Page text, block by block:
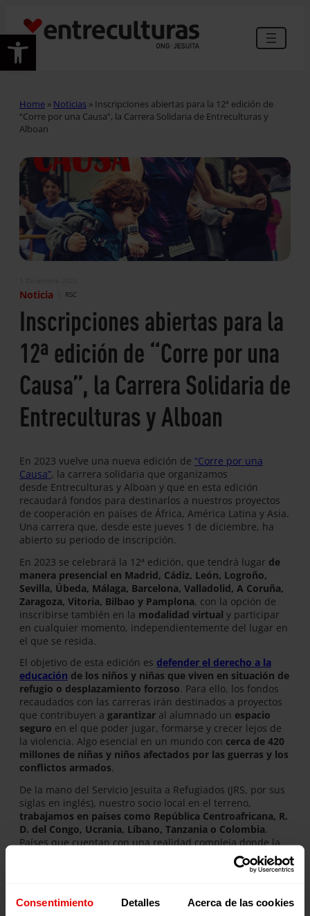
Consentimiento Detalles Acerca de las cookies
Abrir barra de herramientas
Home » Noticias » Inscripciones abiertas para la 12ª edición de
“Corre por una Causa”, la Carrera Solidaria de Entreculturas y
Alboan
Noticia RSC
Inscripciones abiertas para la
12ª edición de “Corre por una
Causa”, la Carrera Solidaria de
Entreculturas y Alboan
En 2023 vuelve una nueva edición de “Corre por una
Causa”, la carrera solidaria que organizamos
desde Entreculturas y Alboan y que en esta edición
recaudará fondos para destinarlos a nuestros proyectos
de cooperación en países de África, América Latina y Asia.
Una carrera que, desde este jueves 1 de diciembre, ha
abierto su periodo de inscripción.
En 2023 se celebrará la 12ª edición, que tendrá lugar de
manera presencial en Madrid, Cádiz, León, Logroño,
Sevilla, Úbeda, Málaga, Barcelona, Valladolid, A Coruña,
Zaragoza, Vitoria, Bilbao y Pamplona, con la opción de
inscribirse también en la modalidad virtual y participar
en cualquier momento, independientemente del lugar en
el que se resida.
El objetivo de esta edición es defender el derecho a la
educación de los niños y niñas que viven en situación de
refugio o desplazamiento forzoso. Para ello, los fondos
recaudados con las carreras irán destinados a proyectos
que contribuyen a garantizar al alumnado un espacio
seguro en el que poder jugar, formarse y crecer lejos de
la violencia. Algo esencial en un mundo con cerca de 420
millones de niñas y niños afectados por las guerras y los
conflictos armados.
De la mano del Servicio Jesuita a Refugiados (JRS, por sus
siglas en inglés), nuestro socio local en el terreno,
trabajamos en países como República Centroafricana, R.
D. del Congo, Ucrania, Líbano, Tanzania o Colombia.
Países que cuentan con una realidad compleja donde la
escuela ofrece a niños, niñas y jóvenes herramientas para
protegerse, atención psicosocial para superar los traumas
vidas.